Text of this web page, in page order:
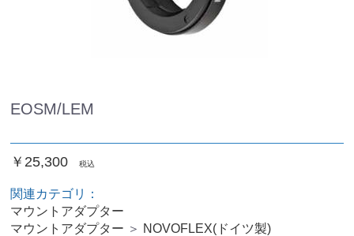
EOSM/LEM
￥25,300 税込
関連カテゴリ：
マウントアダプター
マウントアダプター ＞ NOVOFLEX(ドイツ製)